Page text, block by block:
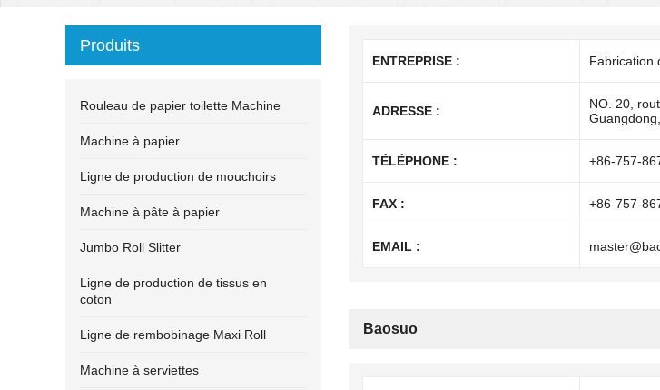
ENTREPRISE : Fabrication
ADRESSE :
NO. 20,
TÉLÉPHONE : +86-757-
FAX : +86-757-
EMAIL :
Baosuo
Produits
Rouleau de papier toilette Machine
Machine à papier
Ligne de production de mouchoirs
Machine à pâte à papier
Jumbo Roll Slitter
Ligne de production de tissus en
coton
Ligne de rembobinage Maxi Roll
Machine à serviettes